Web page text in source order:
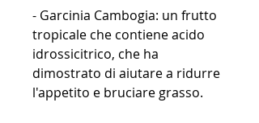
- Garcinia Cambogia: un frutto
tropicale che contiene acido
idrossicitrico, che ha
dimostrato di aiutare a ridurre
l'appetito e bruciare grasso.